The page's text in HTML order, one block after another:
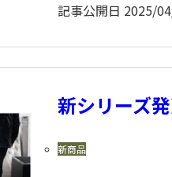
記事公開日 2025/
新シリーズ
新商品